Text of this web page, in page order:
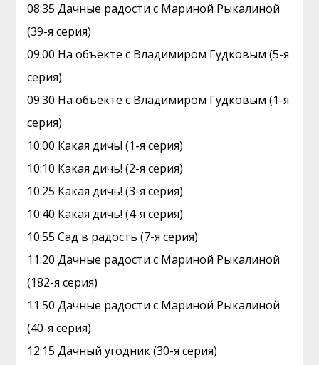
08:35 Дачные радости с Мариной Рыкалиной
(39-я серия)
09:00 На объекте с Владимиром Гудковым (5-я
серия)
09:30 На объекте с Владимиром Гудковым (1-я
серия)
10:00 Какая дичь! (1-я серия)
10:10 Какая дичь! (2-я серия)
10:25 Какая дичь! (3-я серия)
10:40 Какая дичь! (4-я серия)
10:55 Сад в радость (7-я серия)
11:20 Дачные радости с Мариной Рыкалиной
(182-я серия)
11:50 Дачные радости с Мариной Рыкалиной
(40-я серия)
12:15 Дачный угодник (30-я серия)